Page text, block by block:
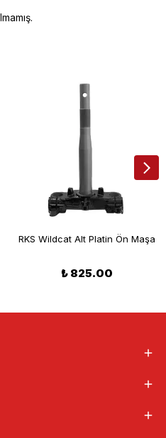
RKS Wildcat Alt Platin Ön Maşa
₺ 825.00